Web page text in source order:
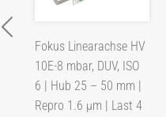
Fokus Linearachse HV
10E-8 mbar, DUV, ISO
6 | Hub 25 – 50 mm |
Repro 1.6 µm | Last 4